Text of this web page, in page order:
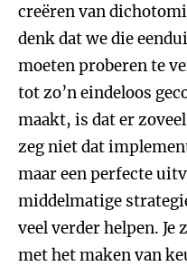
creëren van
denk dat we die
moeten proberen te
tot zo’n eindeloos
maakt, is dat er
zeg niet dat
maar een perfecte
middelmatige
veel verder helpen.
met het maken van